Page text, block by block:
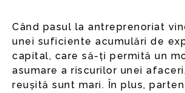
Când pasul la antreprenoriat
unei suficiente acumulări de
capital, care să-ți permită un
asumare a riscurilor unei
reușită sunt mari. În plus,